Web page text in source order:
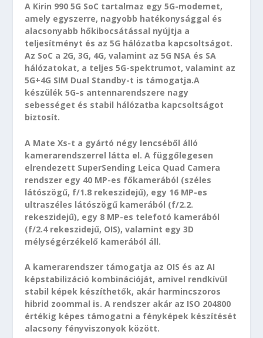
A Kirin 990 5G SoC tartalmaz egy 5G-modemet,
amely egyszerre, nagyobb hatékonysággal és
alacsonyabb hőkibocsátással nyújtja a
teljesítményt és az 5G hálózatba kapcsoltságot.
Az SoC a 2G, 3G, 4G, valamint az 5G NSA és SA
hálózatokat, a teljes 5G-spektrumot, valamint az
5G+4G SIM Dual Standby-t is támogatja.A
készülék 5G-s antennarendszere nagy
sebességet és stabil hálózatba kapcsoltságot
biztosít.
A Mate Xs-t a gyártó négy lencséből álló
kamerarendszerrel látta el. A függőlegesen
elrendezett SuperSending Leica Quad Camera
rendszer egy 40 MP-es főkamerából (széles
látószögű, f/1.8 rekeszidejű), egy 16 MP-es
ultraszéles látószögű kamerából (f/2.2.
rekeszidejű), egy 8 MP-es telefotó kamerából
(f/2.4 rekeszidejű, OIS), valamint egy 3D
mélységérzékelő kamerából áll.
A kamerarendszer támogatja az OIS és az AI
képstabilizáció kombinációját, amivel rendkívül
stabil képek készíthetők, akár harmincszoros
hibrid zoommal is. A rendszer akár az ISO 204800
értékig képes támogatni a fényképek készítését
alacsony fényviszonyok között.